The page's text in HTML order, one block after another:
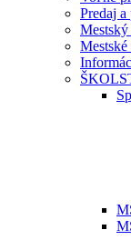
Predaj a
Mestský